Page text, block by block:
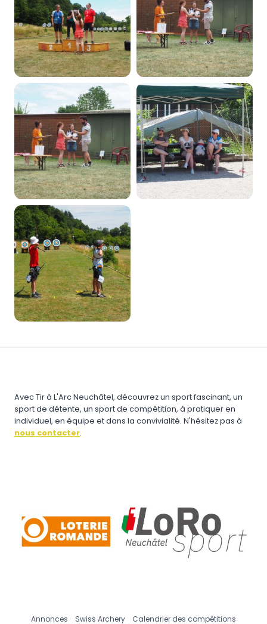
Avec Tir à L'Arc Neuchâtel, découvrez un sport fascinant, un
sport de détente, un sport de compétition, à pratiquer en
individuel, en équipe et dans la convivialité. N'hésitez pas à
nous contacter.
Annonces Swiss Archery Calendrier des compétitions